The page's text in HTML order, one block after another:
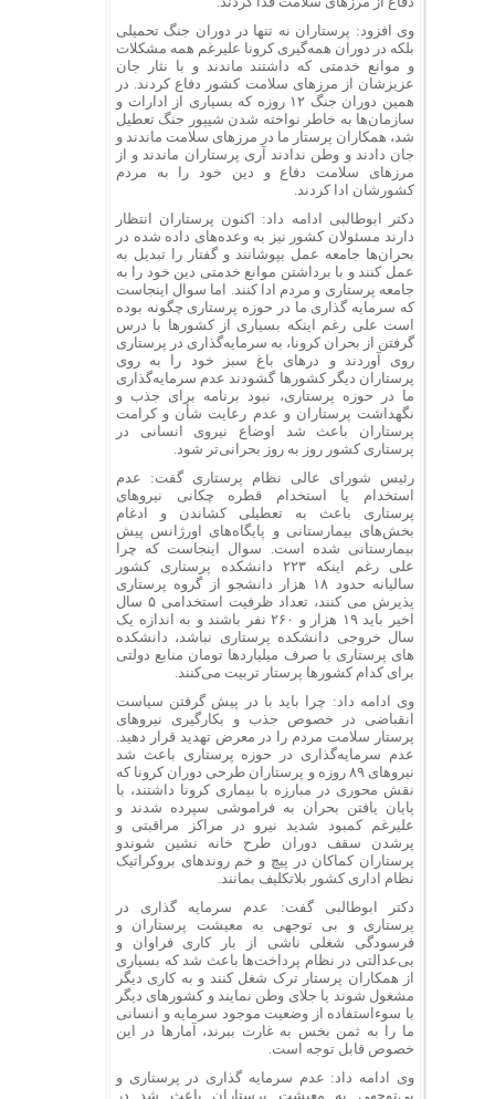
وی افزود: پرستاران نه تنها در دوران جنگ تحمیلی
بلکه در دوران همه‌گیری کرونا علیرغم همه مشکلات
و موانع خدمتی که داشتند ماندند و با نثار جان
عزیزشان از مرزهای سلامت کشور دفاع کردند. در
همین دوران جنگ ۱۲ روزه که بسیاری از ادارات و
سازمان‌ها به خاطر نواخته شدن شیپور جنگ تعطیل
شد، همکاران پرستار ما در مرزهای سلامت ماندند و
جان دادند و وطن ندادند آری پرستاران ماندند و از
مرزهای سلامت دفاع و دین خود را به مردم
کشورشان ادا کردند.
دکتر ابوطالبی ادامه داد: اکنون پرستاران انتظار
دارند مسئولان کشور نیز به وعده‌های داده شده در
بحران‌ها جامعه عمل بپوشانند و گفتار را تبدیل به
عمل کنند و با برداشتن موانع خدمتی دین خود را به
جامعه پرستاری و مردم ادا کنند. اما سوال اینجاست
که سرمایه گذاری ما در حوزه پرستاری چگونه بوده
است علی رغم اینکه بسیاری از کشورها با درس
گرفتن از بحران کرونا، به سرمایه‌گذاری در پرستاری
روی آوردند و درهای باغ سبز خود را به روی
پرستاران دیگر کشورها گشودند عدم سرمایه‌گذاری
ما در حوزه پرستاری، نبود برنامه برای جذب و
نگهداشت پرستاران و عدم رعایت شأن و کرامت
پرستاران باعث شد اوضاع نیروی انسانی در
پرستاری کشور روز به روز بحرانی‌تر شود.
رئیس شورای عالی نظام پرستاری گفت: عدم
استخدام یا استخدام قطره چکانی نیروهای
پرستاری باعث به تعطیلی کشاندن و ادغام
بخش‌های بیمارستانی و پایگاه‌های اورژانس پیش
بیمارستانی شده است. سوال اینجاست که چرا
علی رغم اینکه ۲۲۳ دانشکده پرستاری کشور
سالیانه حدود ۱۸ هزار دانشجو از گروه پرستاری
پذیرش می‌ کنند، تعداد ظرفیت استخدامی ۵ سال
اخیر باید ۱۹ هزار و ۲۶۰ نفر باشند و به اندازه یک
سال خروجی دانشکده پرستاری نباشد، دانشکده
های پرستاری با صرف میلیاردها تومان منابع دولتی
برای کدام کشورها پرستار تربیت می‌کنند.
وی ادامه داد: چرا باید با در پیش گرفتن سیاست
انقباضی در خصوص جذب و بکارگیری نیروهای
پرستار سلامت مردم را در معرض تهدید قرار دهید.
عدم سرمایه‌گذاری در حوزه پرستاری باعث شد
نیروهای ۸۹ روزه و پرستاران طرحی دوران کرونا که
نقش محوری در مبارزه با بیماری کرونا داشتند، با
پایان یافتن بحران به فراموشی سپرده شدند و
علیرغم کمبود شدید نیرو در مراکز مراقبتی و
پرشدن سقف دوران طرح خانه نشین شوندو
پرستاران کماکان در پیچ و خم روندهای بروکراتیک
نظام اداری کشور بلاتکلیف بمانند.
دکتر ابوطالبی گفت: عدم سرمایه گذاری در
پرستاری و بی توجهی به معیشت پرستاران و
فرسودگی شغلی ناشی از بار کاری فراوان و
بی‌عدالتی در نظام پرداخت‌ها باعث شد که بسیاری
از همکاران پرستار ترک شغل کنند و به کاری دیگر
مشغول شوند یا جلای وطن نمایند و کشورهای دیگر
با سوءاستفاده از وضعیت موجود سرمایه و انسانی
ما را به ثمن بخس به غارت ببرند، آمارها در این
خصوص قابل توجه است.
وی ادامه داد: عدم سرمایه گذاری در پرستاری و
بی‌توجهی به معیشت پرستاران باعث شد در